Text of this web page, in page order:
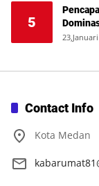
5
Contact Info
Kota Medan